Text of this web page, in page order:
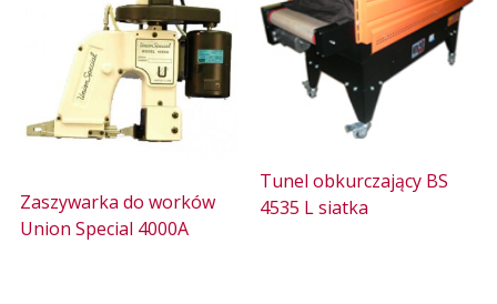
Zaszywarka do worków
Union Special 4000A
Tunel obkurczający BS
4535 L siatka